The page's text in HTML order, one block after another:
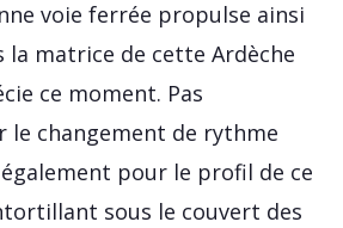
voie ferrée propulse ainsi
la matrice de cette Ardèche
ce moment. Pas
le changement de rythme
pour le profil de ce
sous le couvert des